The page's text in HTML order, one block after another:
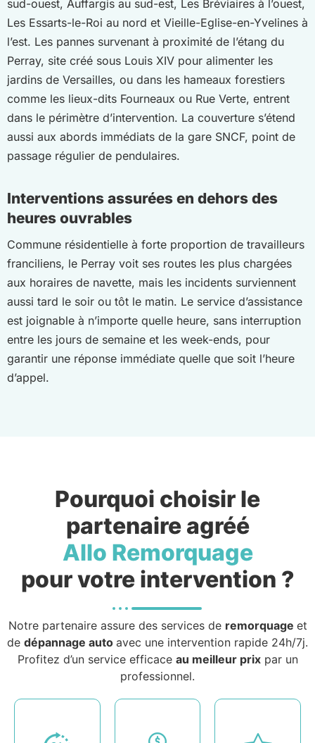
sud-ouest, Auffargis au sud-est, Les Bréviaires à l’ouest,
Les Essarts-le-Roi au nord et Vieille-Eglise-en-Yvelines à
l’est. Les pannes survenant à proximité de l’étang du
Perray, site créé sous Louis XIV pour alimenter les
jardins de Versailles, ou dans les hameaux forestiers
comme les lieux-dits Fourneaux ou Rue Verte, entrent
dans le périmètre d’intervention. La couverture s’étend
aussi aux abords immédiats de la gare SNCF, point de
passage régulier de pendulaires.
Interventions assurées en dehors des
heures ouvrables
Commune résidentielle à forte proportion de travailleurs
franciliens, le Perray voit ses routes les plus chargées
aux horaires de navette, mais les incidents surviennent
aussi tard le soir ou tôt le matin. Le service d’assistance
est joignable à n’importe quelle heure, sans interruption
entre les jours de semaine et les week-ends, pour
garantir une réponse immédiate quelle que soit l’heure
d’appel.
Pourquoi choisir le
partenaire agréé
Allo Remorquage
pour votre intervention ?
Notre partenaire assure des services de remorquage et
de dépannage auto avec une intervention rapide 24h/7j.
Profitez d’un service efficace au meilleur prixpar un
professionnel.